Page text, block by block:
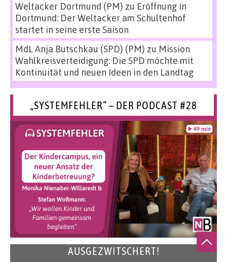
Weltacker Dortmund (PM) zu Eröffnung in
Dortmund: Der Weltacker am Schultenhof
startet in seine erste Saison
MdL Anja Butschkau (SPD) (PM) zu Mission
Wahlkreisverteidigung: Die SPD möchte mit
Kontinuität und neuen Ideen in den Landtag
„SYSTEMFEHLER“ – DER PODCAST #28
AUSGEZWITSCHERT!